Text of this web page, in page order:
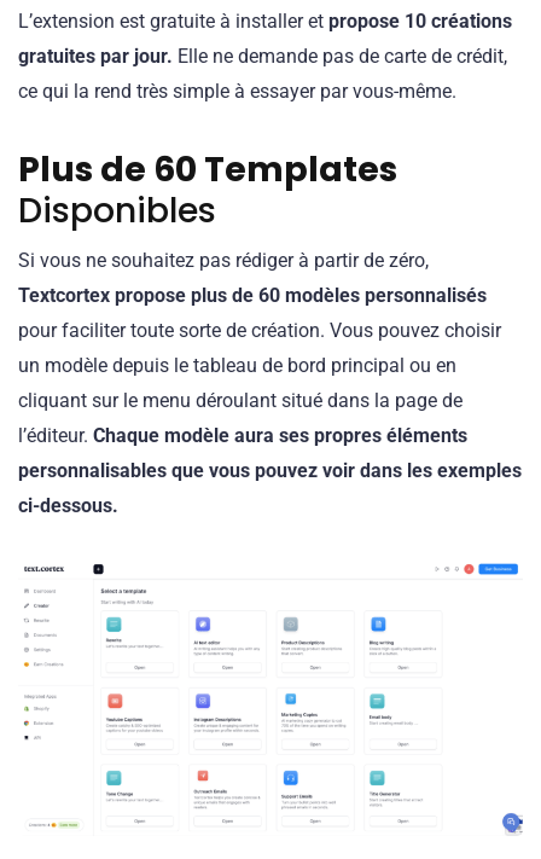
L’extension est gratuite à installer et propose 10 créations
gratuites par jour. Elle ne demande pas de carte de crédit,
ce qui la rend très simple à essayer par vous-même.
Plus de 60 Templates
Disponibles
Si vous ne souhaitez pas rédiger à partir de zéro,
Textcortex propose plus de 60 modèles personnalisés
pour faciliter toute sorte de création. Vous pouvez choisir
un modèle depuis le tableau de bord principal ou en
cliquant sur le menu déroulant situé dans la page de
l’éditeur. Chaque modèle aura ses propres éléments
personnalisables que vous pouvez voir dans les exemples
ci-dessous.